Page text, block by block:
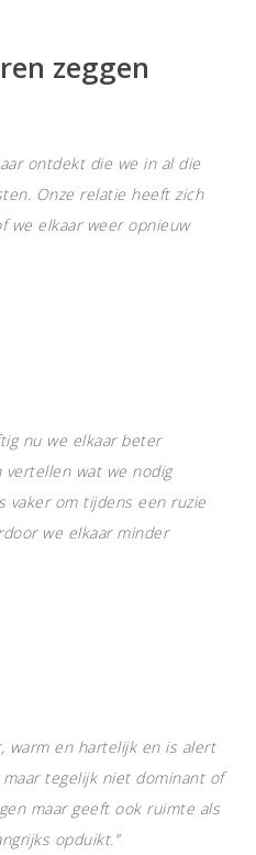
zeggen
ontdekt die we in al die
Onze relatie heeft zich
we elkaar weer opnieuw
nu we elkaar beter
vertellen wat we nodig
vaker om tijdens een ruzie
we elkaar minder
warm en hartelijk en is alert
tegelijk niet dominant of
maar geeft ook ruimte als
opduikt.”